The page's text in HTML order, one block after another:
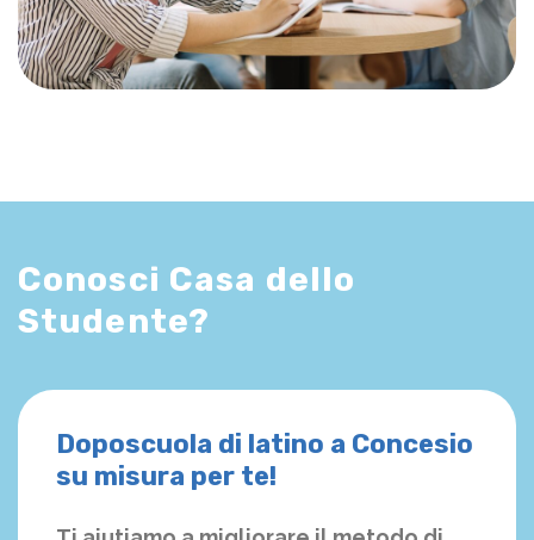
Conosci Casa dello
Studente?
Doposcuola di latino a Concesio
su misura per te!